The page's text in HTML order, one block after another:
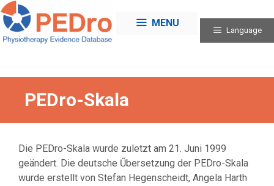
Skip
to
content
MENU
Language
PEDro-Skala
Die PEDro-Skala wurde zuletzt am 21. Juni 1999
geändert. Die deutsche Űbersetzung der PEDro-Skala
wurde erstellt von Stefan Hegenscheidt, Angela Harth